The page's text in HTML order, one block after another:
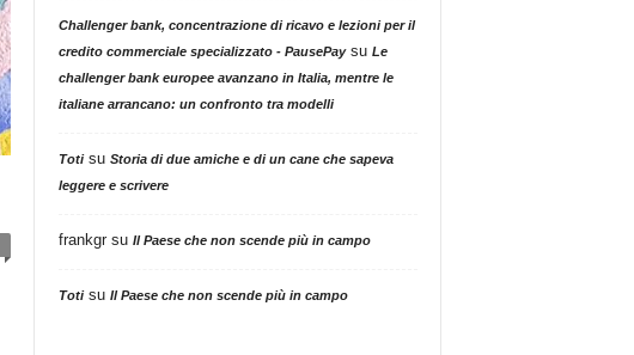
Challenger bank, concentrazione di ricavo e lezioni per il
credito commerciale specializzato - PausePaysu Le
challenger bank europee avanzano in Italia, mentre le
italiane arrancano: un confronto tra modelli
Totisu Storia di due amiche e di un cane che sapeva
leggere e scrivere
frankgrsu Il Paese che non scende più in campo
Totisu Il Paese che non scende più in campo